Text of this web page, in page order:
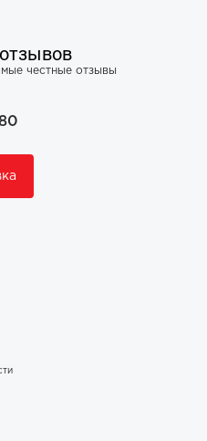
честные отзывы